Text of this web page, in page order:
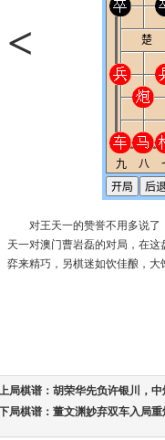
对王天一的赞誉不用多说了
天一对澳门曹岩磊的对局，在
弈来精巧，另棋迷如饮佳酿，大
<
局棋谱： 胡荣华先负许银川，
局棋谱： 董文渊妙弃双车入局重